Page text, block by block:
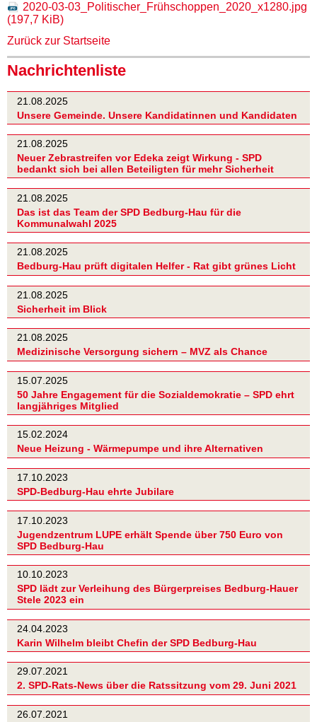
2020-03-03_Politischer_Frühschoppen_2020_x1280.jpg
(197,7 KiB)
Zurück zur Startseite
Nachrichtenliste
21.08.2025
Unsere Gemeinde. Unsere Kandidatinnen und Kandidaten
21.08.2025
Neuer Zebrastreifen vor Edeka zeigt Wirkung - SPD
bedankt sich bei allen Beteiligten für mehr Sicherheit
21.08.2025
Das ist das Team der SPD Bedburg-Hau für die
Kommunalwahl 2025
21.08.2025
Bedburg-Hau prüft digitalen Helfer - Rat gibt grünes Licht
21.08.2025
Sicherheit im Blick
21.08.2025
Medizinische Versorgung sichern – MVZ als Chance
15.07.2025
50 Jahre Engagement für die Sozialdemokratie – SPD ehrt
langjähriges Mitglied
15.02.2024
Neue Heizung - Wärmepumpe und ihre Alternativen
17.10.2023
SPD-Bedburg-Hau ehrte Jubilare
17.10.2023
Jugendzentrum LUPE erhält Spende über 750 Euro von
SPD Bedburg-Hau
10.10.2023
SPD lädt zur Verleihung des Bürgerpreises Bedburg-Hauer
Stele 2023 ein
24.04.2023
Karin Wilhelm bleibt Chefin der SPD Bedburg-Hau
29.07.2021
2. SPD-Rats-News über die Ratssitzung vom 29. Juni 2021
26.07.2021